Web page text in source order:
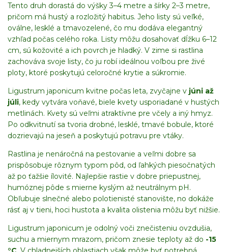
Tento druh dorastá do výšky 3–4 metre a šírky 2–3 metre,
pričom má hustý a rozložitý habitus. Jeho listy sú veľké,
oválne, lesklé a tmavozelené, čo mu dodáva elegantný
vzhľad počas celého roka. Listy môžu dosahovať dĺžku 6–12
cm, sú kožovité a ich povrch je hladký. V zime si rastlina
zachováva svoje listy, čo ju robí ideálnou voľbou pre živé
ploty, ktoré poskytujú celoročné krytie a súkromie.
Ligustrum japonicum kvitne počas leta, zvyčajne v júni až
júli, kedy vytvára voňavé, biele kvety usporiadané v hustých
metlinách. Kvety sú veľmi atraktívne pre včely a iný hmyz.
Po odkvitnutí sa tvoria drobné, lesklé, tmavé bobule, ktoré
dozrievajú na jeseň a poskytujú potravu pre vtáky.
Rastlina je nenáročná na pestovanie a veľmi dobre sa
prispôsobuje rôznym typom pôd, od ľahkých piesočnatých
až po ťažšie ílovité. Najlepšie rastie v dobre priepustnej,
humóznej pôde s mierne kyslým až neutrálnym pH.
Obľubuje slnečné alebo polotienisté stanovište, no dokáže
rásť aj v tieni, hoci hustota a kvalita olistenia môžu byť nižšie.
Ligustrum japonicum je odolný voči znečisteniu ovzdušia,
suchu a miernym mrazom, pričom znesie teploty až do -15